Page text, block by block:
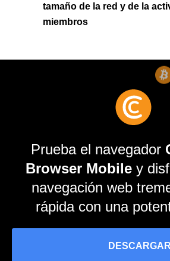
tamaño de la red y de la
miembros
Prueba el navegador
Browser Mobile y
navegación web
rápida con una
DESCARGAR